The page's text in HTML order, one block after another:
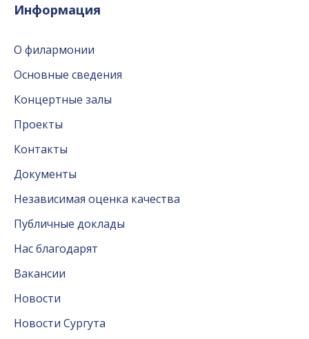
Информация
О филармонии
Основные сведения
Концертные залы
Проекты
Контакты
Документы
Независимая оценка качества
Публичные доклады
Нас благодарят
Вакансии
Новости
Новости Сургута